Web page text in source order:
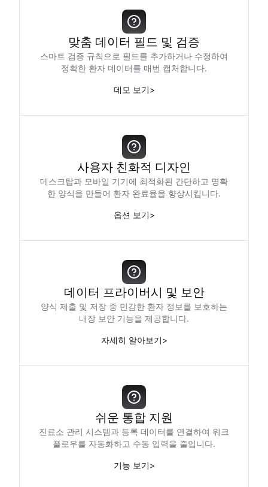
맞춤 데이터 필드 및 검증
스마트 검증 규칙으로 필드를 추가하거나 수정하여
정확한 환자 데이터를 매번 캡처합니다.
데모 보기>
사용자 친화적 디자인
데스크탑과 모바일 기기에 최적화된 간단하고 명확
한 양식을 만들어 환자 완료율을 향상시킵니다.
옵션 보기>
데이터 프라이버시 및 보안
양식 제출 및 저장 중 민감한 환자 정보를 보호하는
내장 보안 기능을 제공합니다.
자세히 알아보기>
쉬운 통합 지원
진료소 관리 시스템과 등록 데이터를 연결하여 워크
플로우를 자동화하고 수동 입력을 줄입니다.
기능 보기>